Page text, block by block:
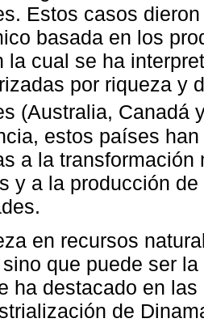
Estos casos
basada en los
la cual se ha
por riqueza y
(Australia, Canadá
estos países
a la
y a la producción
en recursos
que puede ser
ha destacado en
de